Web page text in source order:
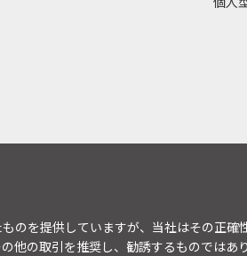
のを提供していますが、当社はその正
の取引を推奨し、勧誘するものではあ